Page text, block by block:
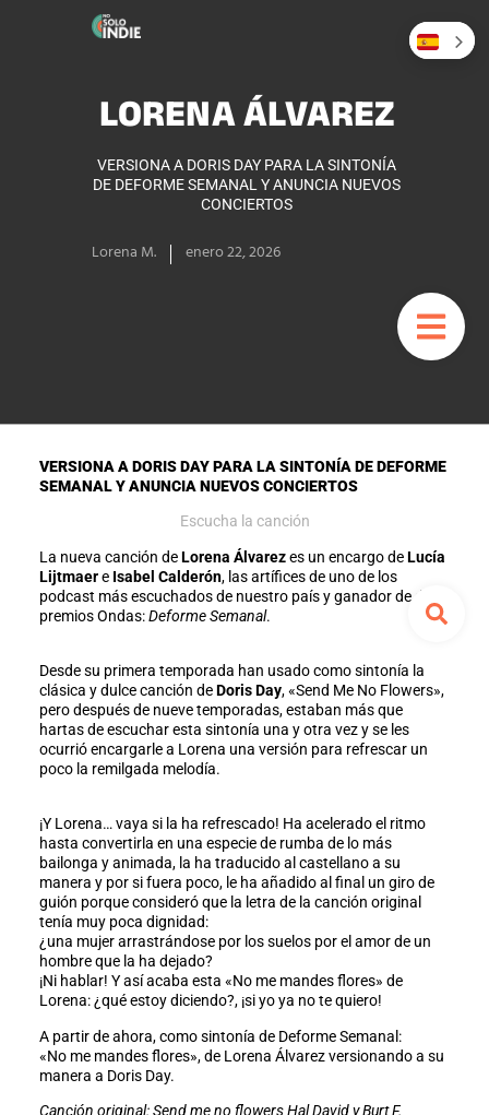
LORENA ÁLVAREZ
VERSIONA A DORIS DAY PARA LA SINTONÍA
DE DEFORME SEMANAL Y ANUNCIA NUEVOS
CONCIERTOS
Lorena M. enero 22, 2026
VERSIONA A DORIS DAY PARA LA SINTONÍA DE DEFORME
SEMANAL Y ANUNCIA NUEVOS CONCIERTOS
Escucha la canción
La nueva canción deLorena Álvarezes un encargo deLucía
Lijtmaere Isabel Calderón, las artífices de uno de los
podcast más escuchados de nuestro país y ganador de dos
premios Ondas:Deforme Semanal.
Desde su primera temporada han usado como sintonía la
clásica y dulce canción deDoris Day, «Send Me No Flowers»,
pero después de nueve temporadas, estaban más que
hartas de escuchar esta sintonía una y otra vez y se les
ocurrió encargarle a Lorena una versión para refrescar un
poco la remilgada melodía.
¡Y Lorena… vaya si la ha refrescado! Ha acelerado el ritmo
hasta convertirla en una especie de rumba de lo más
bailonga y animada, la ha traducido al castellano a su
manera y por si fuera poco, le ha añadido al final un giro de
guión porque consideró que la letra de la canción original
tenía muy poca dignidad:
¿una mujer arrastrándose por los suelos por el amor de un
hombre que la ha dejado?
¡Ni hablar! Y así acaba esta «No me mandes flores» de
Lorena: ¿qué estoy diciendo?, ¡si yo ya no te quiero!
A partir de ahora, como sintonía de Deforme Semanal:
«No me mandes flores», de Lorena Álvarez versionando a su
manera a Doris Day.
Canción original: Send me no flowers Hal David y Burt F.